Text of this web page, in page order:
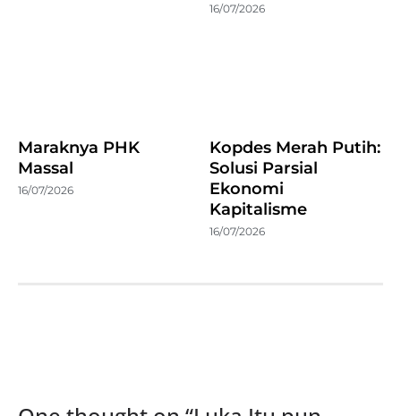
16/07/2026
Maraknya PHK
Massal
16/07/2026
Kopdes Merah Putih:
Solusi Parsial
Ekonomi
Kapitalisme
16/07/2026